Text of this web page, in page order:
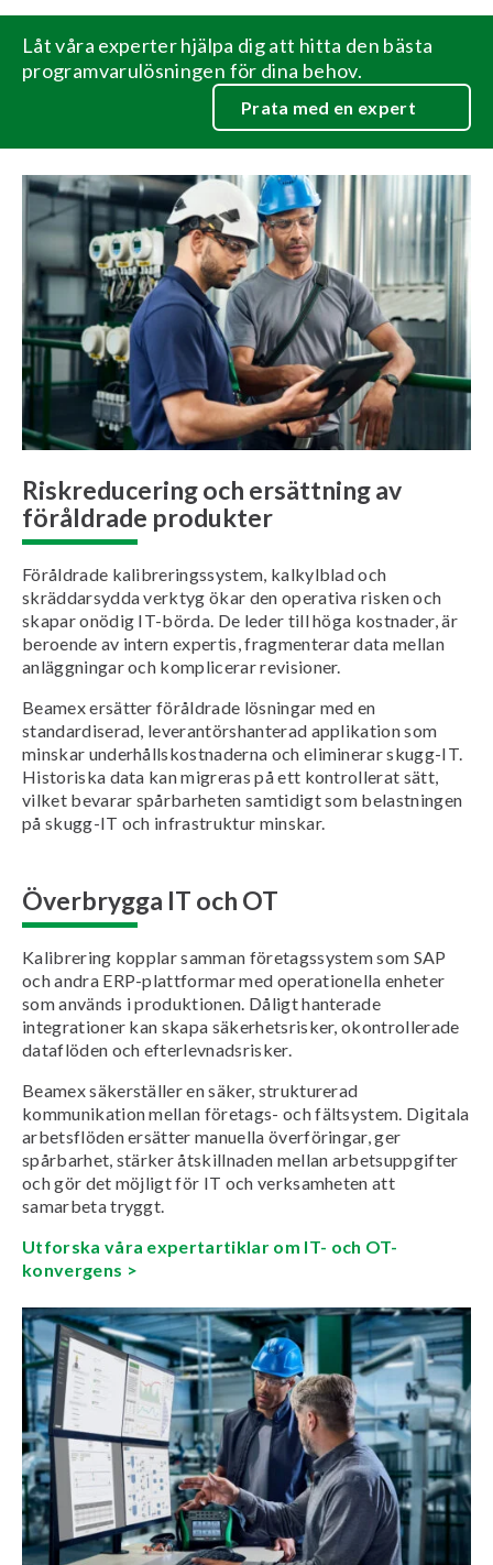
Låt våra experter hjälpa dig att hitta den bästa
programvarulösningen för dina behov.
Prata med en expert
Riskreducering och ersättning av
föråldrade produkter
Föråldrade kalibreringssystem, kalkylblad och
skräddarsydda verktyg ökar den operativa risken och
skapar onödig IT-börda. De leder till höga kostnader, är
beroende av intern expertis, fragmenterar data mellan
anläggningar och komplicerar revisioner.
Beamex ersätter föråldrade lösningar med en
standardiserad, leverantörshanterad applikation som
minskar underhållskostnaderna och eliminerar skugg-IT.
Historiska data kan migreras på ett kontrollerat sätt,
vilket bevarar spårbarheten samtidigt som belastningen
på skugg-IT och infrastruktur minskar.
Överbrygga IT och OT
Kalibrering kopplar samman företagssystem som SAP
och andra ERP-plattformar med operationella enheter
som används i produktionen. Dåligt hanterade
integrationer kan skapa säkerhetsrisker, okontrollerade
dataflöden och efterlevnadsrisker.
Beamex säkerställer en säker, strukturerad
kommunikation mellan företags- och fältsystem. Digitala
arbetsflöden ersätter manuella överföringar, ger
spårbarhet, stärker åtskillnaden mellan arbetsuppgifter
och gör det möjligt för IT och verksamheten att
samarbeta tryggt.
Utforska våra expertartiklar om IT- och OT-
konvergens >